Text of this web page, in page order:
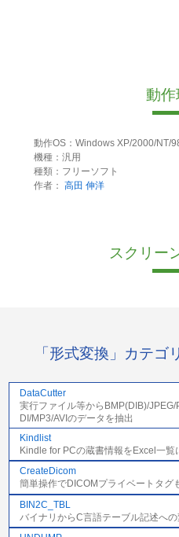
動
動作OS：Windows XP/2000/NT/
機種：汎用
種類：フリーソフト
作者： 高田 伸洋
スクリー
「形式変換」カテゴ
DataCutter
実行ファイル等からBMP(DIB)/
DI/MP3/AVIのデータを抽出
Kindlist
Kindle for PCの蔵書情報をExcel一覧
CreateDicom
簡単操作でDICOMプライベートタグ
BIN2C_TBL
バイナリからC言語テーブル記述への